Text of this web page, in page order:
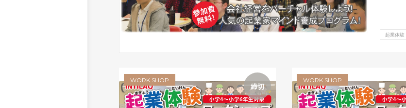
起業体験
締切
WORK SHOP WORK SHOP